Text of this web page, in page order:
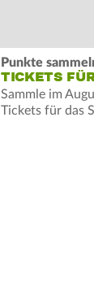
Punkte
TICKETS
Sammle im
Tickets für das